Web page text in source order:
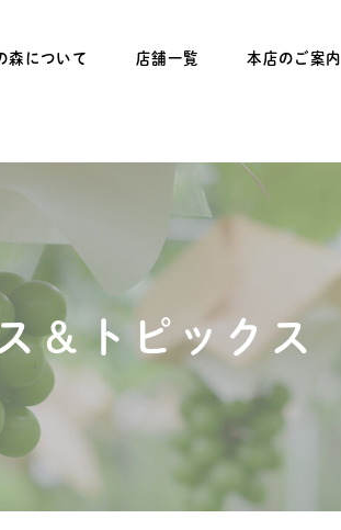
森について 店舗一覧 本店のご案内
＆トピックス